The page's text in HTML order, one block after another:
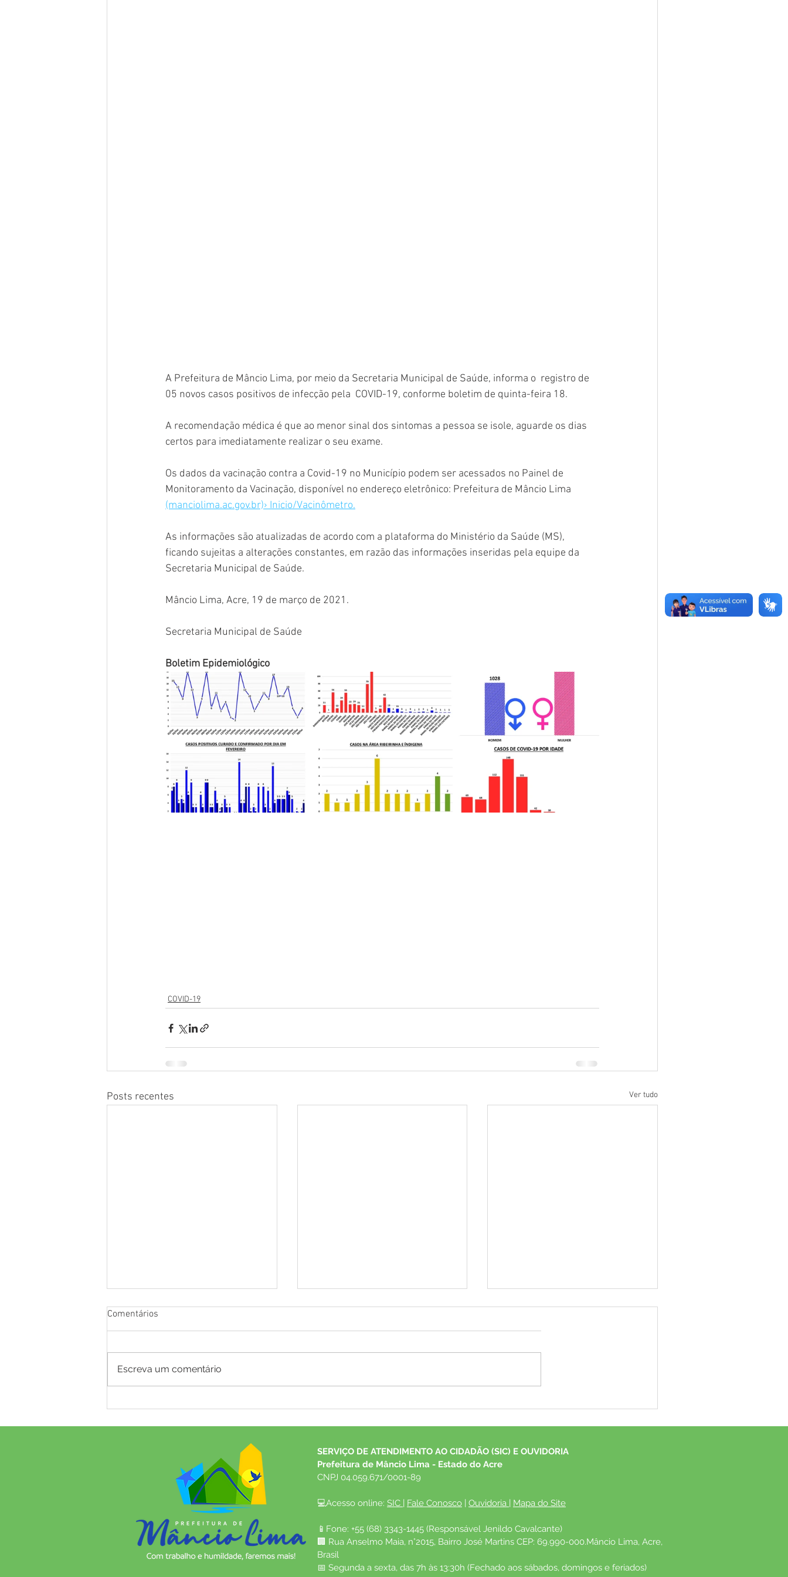
A Prefeitura de Mâncio Lima, por meio da Secretaria Municipal de Saúde, informa o  registro de
05 novos casos positivos de infecção pela  COVID-19, conforme boletim de quinta-feira 18.
A recomendação médica é que ao menor sinal dos sintomas a pessoa se isole, aguarde os dias
certos para imediatamente realizar o seu exame.
Os dados da vacinação contra a Covid-19 no Município podem ser acessados no Painel de
Monitoramento da Vacinação, disponível no endereço eletrônico: Prefeitura de Mâncio Lima
(manciolima.ac.gov.br)› Inicio/Vacinômetro.
As informações são atualizadas de acordo com a plataforma do Ministério da Saúde (MS),
ficando sujeitas a alterações constantes, em razão das informações inseridas pela equipe da
Secretaria Municipal de Saúde.
Mâncio Lima, Acre, 19 de março de 2021.
Secretaria Municipal de Saúde
Boletim Epidemiológico
COVID-19
Posts recentes Ver tudo
realiza diversos atendimentos
anos para 4ª dose da vacina
Comentários
Escreva um comentário
SERVIÇO DE ATENDIMENTO AO CIDADÃO (SIC) E OUVIDORIA
Prefeitura de Mâncio Lima - Estado do Acre
CNPJ 04.059.671/0001-89
💻Acesso online: SIC | Fale Conosco | Ouvidoria | Mapa do Site
📱Fone: +55 (68) 3343-1445 (Responsável Jenildo Cavalcante)
🏢 Rua Anselmo Maia, n°2015, Bairro José Martins CEP: 69.990-000.Mâncio Lima, Acre,
Brasil
📅 Segunda a sexta, das 7h às 13:30h (Fechado aos sábados, domingos e feriados)